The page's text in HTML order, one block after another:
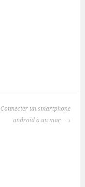
Connecter un smartphone
androïd à un mac